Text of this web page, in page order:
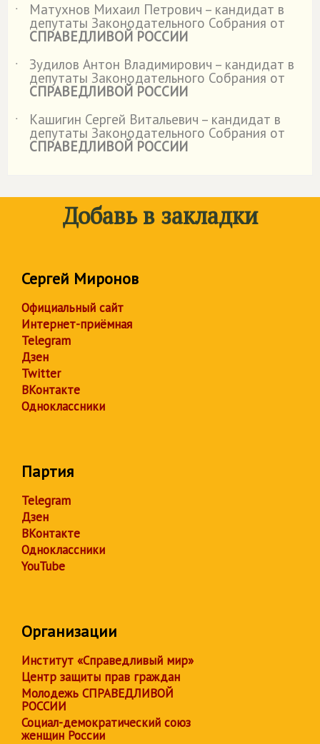
˙
Матухнов Михаил Петрович – кандидат в
депутаты Законодательного Собрания от
СПРАВЕДЛИВОЙ РОССИИ
˙
Зудилов Антон Владимирович – кандидат в
депутаты Законодательного Собрания от
СПРАВЕДЛИВОЙ РОССИИ
˙
Кашигин Сергей Витальевич – кандидат в
депутаты Законодательного Собрания от
СПРАВЕДЛИВОЙ РОССИИ
Добавь в закладки
Сергей Миронов
Официальный сайт
Интернет-приёмная
Telegram
Дзен
Twitter
ВКонтакте
Одноклассники
Партия
Telegram
Дзен
ВКонтакте
Одноклассники
YouTube
Организации
Институт «Справедливый мир»
Центр защиты прав граждан
Молодежь СПРАВЕДЛИВОЙ
РОССИИ
Социал-демократический союз
женщин России